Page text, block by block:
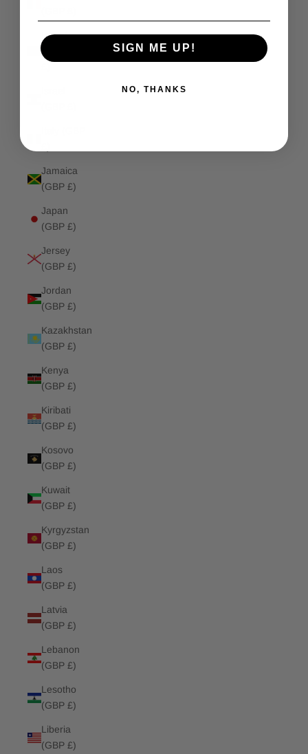
Isle of
Man (GBP
Jamaica
(GBP £)
Japan
(GBP £)
Jersey
(GBP £)
Jordan
(GBP £)
Kazakhstan
(GBP £)
Kenya
(GBP £)
Kiribati
(GBP £)
Kosovo
(GBP £)
Kuwait
(GBP £)
Kyrgyzstan
(GBP £)
Laos
(GBP £)
Latvia
(GBP £)
Lebanon
(GBP £)
Lesotho
(GBP £)
Liberia
(GBP £)
SIGN ME UP!
NO, THANKS